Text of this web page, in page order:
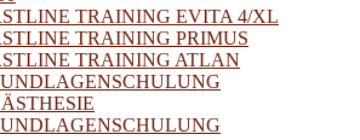
TRAINING EVITA 4/XL
TRAINING PRIMUS
TRAINING ATLAN